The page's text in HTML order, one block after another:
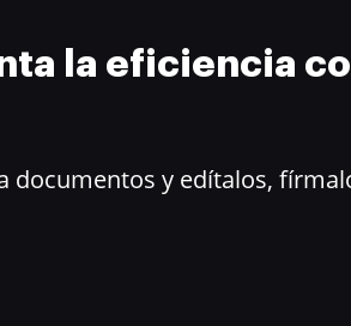
la eficiencia
documentos y edítalos,